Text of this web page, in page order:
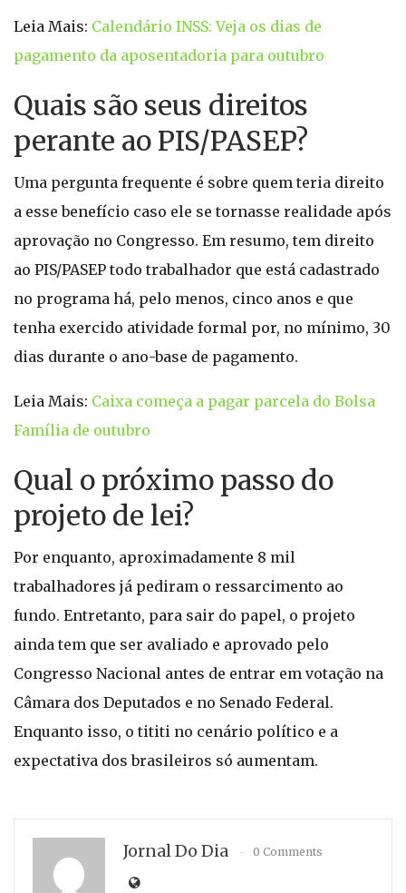
Leia Mais: Calendário INSS: Veja os dias de
pagamento da aposentadoria para outubro
Quais são seus direitos
perante ao PIS/PASEP?
Uma pergunta frequente é sobre quem teria direito
a esse benefício caso ele se tornasse realidade após
aprovação no Congresso. Em resumo, tem direito
ao PIS/PASEP todo trabalhador que está cadastrado
no programa há, pelo menos, cinco anos e que
tenha exercido atividade formal por, no mínimo, 30
dias durante o ano-base de pagamento.
Leia Mais: Caixa começa a pagar parcela do Bolsa
Família de outubro
Qual o próximo passo do
projeto de lei?
Por enquanto, aproximadamente 8 mil
trabalhadores já pediram o ressarcimento ao
fundo. Entretanto, para sair do papel, o projeto
ainda tem que ser avaliado e aprovado pelo
Congresso Nacional antes de entrar em votação na
Câmara dos Deputados e no Senado Federal.
Enquanto isso, o tititi no cenário político e a
expectativa dos brasileiros só aumentam.
Jornal Do Dia 0 Comments